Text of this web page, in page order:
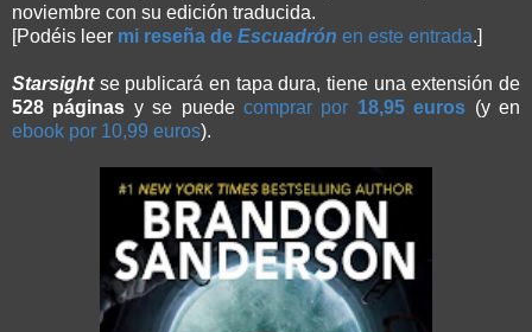
noviembre con su edición traducida.
[Podéis leer mi reseña de Escuadrón en este entrada.]
Starsight se publicará en tapa dura, tiene una extensión de
528 páginas y se puedecomprar por 18,95 euros (y en
ebook por 10,99 euros).